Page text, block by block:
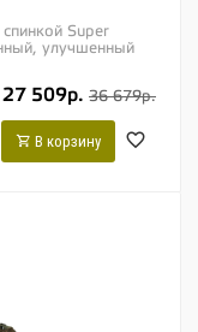
Super
улучшенный
27 509р. 36 679р.
В корзину